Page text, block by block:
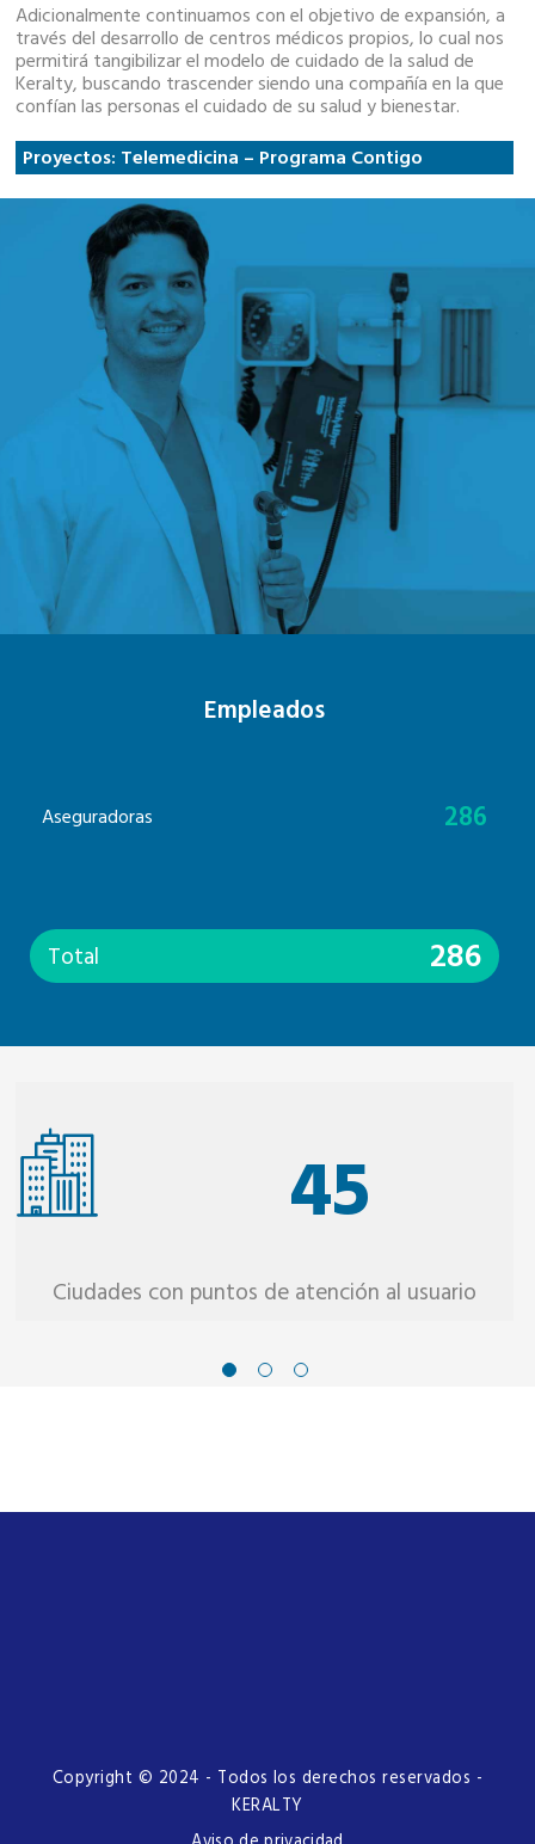
Adicionalmente continuamos con el objetivo de expansión, a
través del desarrollo de centros médicos propios, lo cual nos
permitirá tangibilizar el modelo de cuidado de la salud de
Keralty, buscando trascender siendo una compañía en la que
confían las personas el cuidado de su salud y bienestar.
Proyectos: Telemedicina – Programa Contigo
Empleados
Aseguradoras 286
Total 286
45
Ciudades con puntos de atención al usuario
Copyright © 2024 - Todos los derechos reservados -
KERALTY